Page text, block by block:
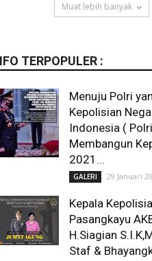
Muat lebih banyak
TERPOPULER :
Menuju Polri
Kepolisian
Indonesia (
Membangun
2021...
GALERI 29 Januari
Kepala
Pasangkayu
H.Siagian
Staf &